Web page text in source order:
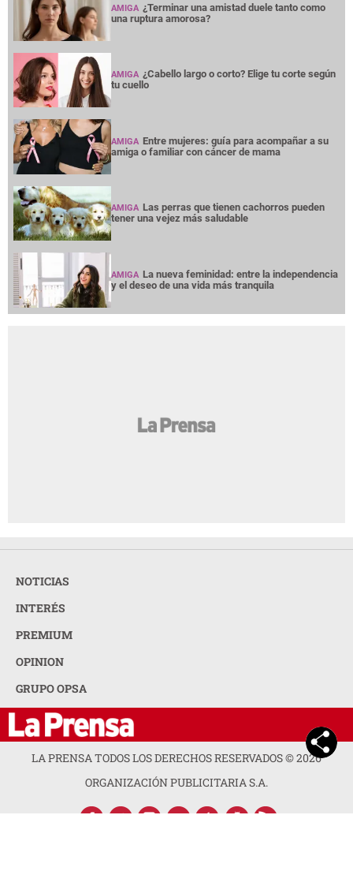
AMIGA ¿Terminar una amistad duele tanto como
una ruptura amorosa?
AMIGA ¿Cabello largo o corto? Elige tu corte según
tu cuello
AMIGA Entre mujeres: guía para acompañar a su
amiga o familiar con cáncer de mama
AMIGA Las perras que tienen cachorros pueden
tener una vejez más saludable
AMIGA La nueva feminidad: entre la independencia
y el deseo de una vida más tranquila
NOTICIAS
INTERÉS
PREMIUM
OPINION
GRUPO OPSA
LA PRENSA TODOS LOS DERECHOS RESERVADOS ©2026
ORGANIZACIÓN PUBLICITARIA S.A.